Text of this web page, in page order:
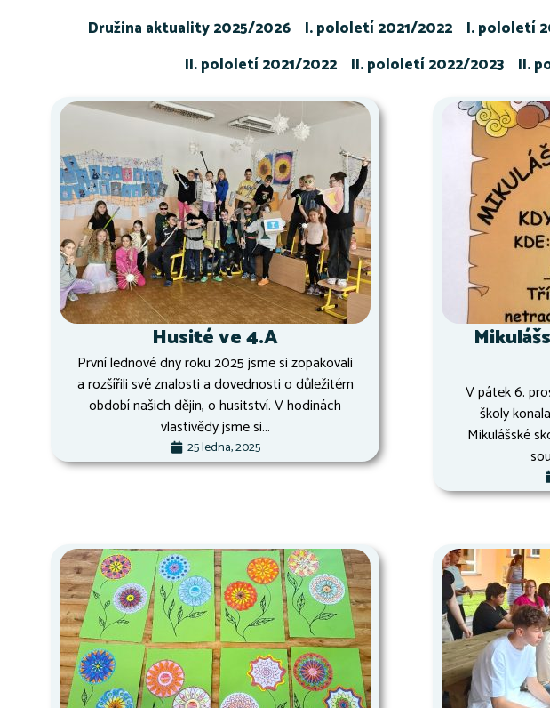
Družina aktuality 2025/2026
I. pololetí 2021/2022 I. pololetí
II. pololetí 2021/2022
II. pololetí 2022/2023 II.
Husité ve 4.A
První lednové dny roku 2025 jsme si zopakovali
a rozšířili své znalosti a dovednosti o důležitém
období našich dějin, o husitství. V hodinách
vlastivědy jsme si...
25 ledna, 2025
V pátek 6.
školy
Mikulášské